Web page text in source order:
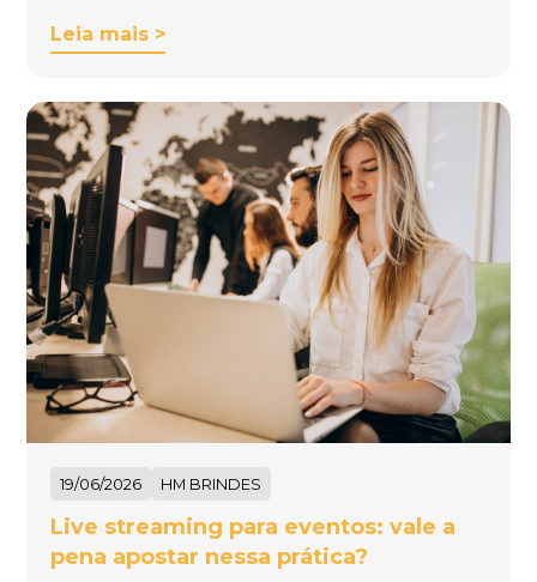
Leia mais >
19/06/2026 HM BRINDES
Live streaming para eventos: vale a
pena apostar nessa prática?